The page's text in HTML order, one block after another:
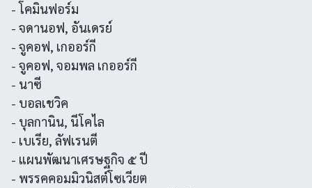
- โคมินฟอร์ม
- จดานอฟ, อันเดรย์
- จูคอฟ, เกออร์กี
- จูคอฟ, จอมพล เกออร์กี
- นาซี
- บอลเชวิค
- บุลกานิน, นีโคไล
- เบเรีย, ลัฟเรนตี
- แผนพัฒนาเศรษฐกิจ ๕ ปี
- พรรคคอมมิวนิสต์โซเวียต